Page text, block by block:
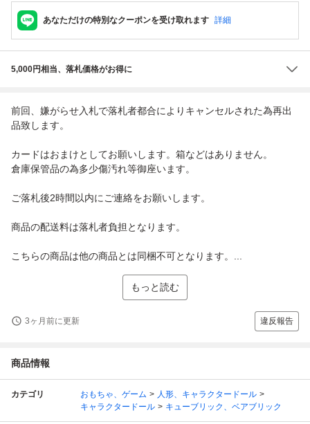
あなただけの特別なクーポンを受け取れます 詳細
5,000円相当、落札価格がお得に
前回、嫌がらせ入札で落札者都合によりキャンセルされた為再出
品致します。
カードはおまけとしてお願いします。箱などはありません。
倉庫保管品の為多少傷汚れ等御座います。
ご落札後2時間以内にご連絡をお願いします。
商品の配送料は落札者負担となります。
こちらの商品は他の商品とは同梱不可となります。...
もっと読む
3ヶ月前に更新 違反報告
商品情報
カテゴリ おもちゃ、ゲーム
人形、キャラクタードール
キャラクタードール
キューブリック、ベアブリック